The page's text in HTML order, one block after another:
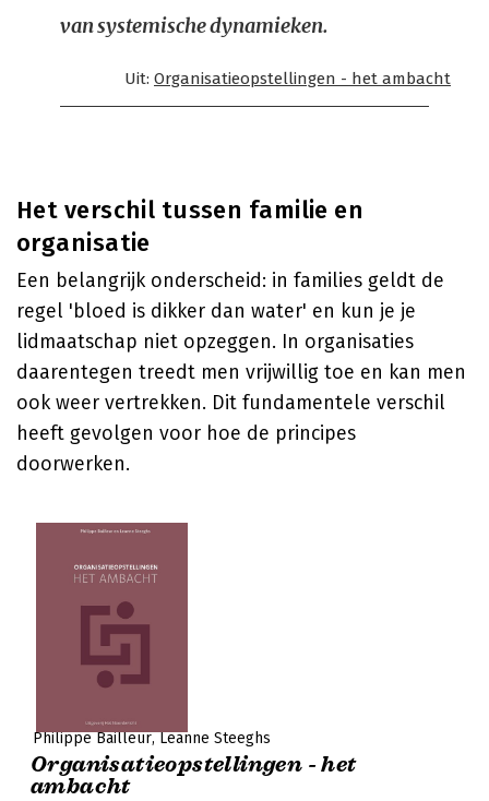
van systemische dynamieken.
Uit: Organisatieopstellingen - het ambacht
Het verschil tussen familie en
organisatie
Een belangrijk onderscheid: in families geldt de
regel 'bloed is dikker dan water' en kun je je
lidmaatschap niet opzeggen. In organisaties
daarentegen treedt men vrijwillig toe en kan men
ook weer vertrekken. Dit fundamentele verschil
heeft gevolgen voor hoe de principes
doorwerken.
Philippe Bailleur Leanne Steeghs
Organisatieopstellingen - het
ambacht